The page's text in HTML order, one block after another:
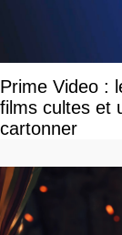
Prime Video :
films cultes et
cartonner